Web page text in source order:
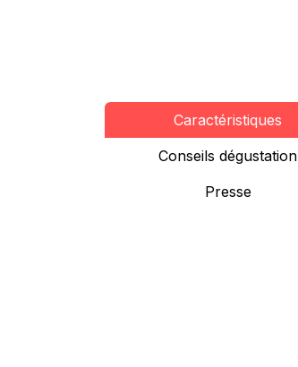
Caractéristiques
Conseils dégustation
Presse